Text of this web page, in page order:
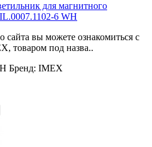
для магнитного
6 WH
сайта вы можете ознакомиться с
товаром под назва..
Бренд: IMEX